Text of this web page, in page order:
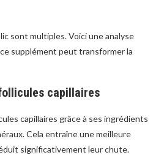
sont multiples. Voici une analyse
supplément peut transformer la
capillaires
capillaires grâce à ses ingrédients
Cela entraîne une meilleure
significativement leur chute.